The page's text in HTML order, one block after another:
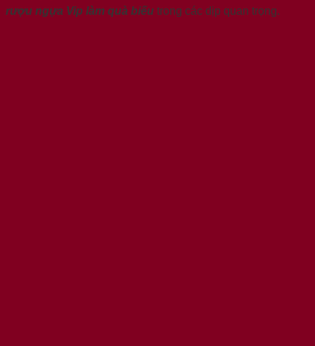
rượu ngựa Vip làm quà biếu trong các dịp quan trọng.